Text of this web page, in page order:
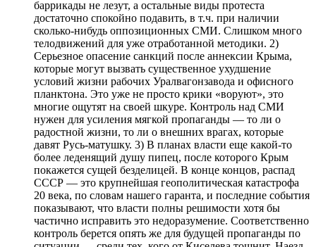
баррикады не лезут, а остальные виды протеста
достаточно спокойно подавить, в т.ч. при наличии
сколько-нибудь оппозиционных СМИ. Слишком много
телодвижений для уже отработанной методики. 2)
Серьезное опасение санкций после аннексии Крыма,
которые могут вызвать существенное ухудшение
условий жизни рабочих Уралвагонзавода и офисного
планктона. Это уже не просто крики «воруют», это
многие ощутят на своей шкуре. Контроль над СМИ
нужен для усиления мягкой пропаганды — то ли о
радостной жизни, то ли о внешних врагах, которые
давят Русь-матушку. 3) В планах власти еще какой-то
более леденящий душу пипец, после которого Крым
покажется сущей безделицей. В конце концов, распад
СССР — это крупнейшая геополитическая катастрофа
20 века, по словам нашего гаранта, и последние события
показывают, что власти полны решимости хотя бы
частично исправить это недоразумение. Соответственно
контроль берется опять же для будущей пропаганды по